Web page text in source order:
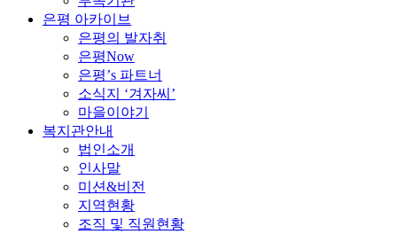
은평 아카이브
은평의 발자취
은평Now
은평’s 파트너
소식지 ‘겨자씨’
마을이야기
복지관안내
법인소개
인사말
미션&비전
지역현황
조직 및 직원현황